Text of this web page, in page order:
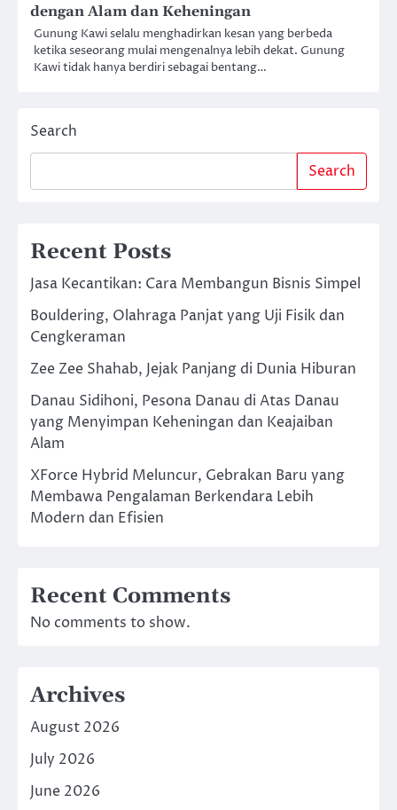
dengan Alam dan Keheningan
Gunung Kawi selalu menghadirkan kesan yang berbeda
ketika seseorang mulai mengenalnya lebih dekat. Gunung
Kawi tidak hanya berdiri sebagai bentang…
Search
Search
Recent Posts
Jasa Kecantikan: Cara Membangun Bisnis Simpel
Bouldering, Olahraga Panjat yang Uji Fisik dan
Cengkeraman
Zee Zee Shahab, Jejak Panjang di Dunia Hiburan
Danau Sidihoni, Pesona Danau di Atas Danau
yang Menyimpan Keheningan dan Keajaiban
Alam
XForce Hybrid Meluncur, Gebrakan Baru yang
Membawa Pengalaman Berkendara Lebih
Modern dan Efisien
Recent Comments
No comments to show.
Archives
August 2026
July 2026
June 2026